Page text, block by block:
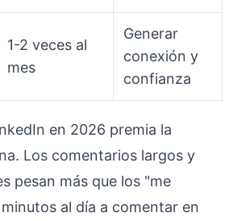
1-2 veces al
mes
Generar
conexión y
confianza
en 2026 premia la
Los comentarios largos y
pesan más que los "me
al día a comentar en